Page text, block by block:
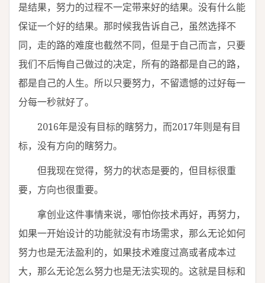
是结果，努力的过程不一定带来好的结果。没有什么能
保证一个好的结果。那时候我告诉自己，虽然选择不
同，走的路的难度也截然不同，但是于自己而言，只要
我们不后悔自己做过的决定，所有的路都是自己的路，
都是自己的人生。所以只要努力，不留遗憾的过好每一
分每一秒就好了。
2016年是没有目标的瞎努力，而2017年则是有目
标，没有方向的瞎努力。
但我现在觉得，努力的状态是要的，但目标很重
要，方向也很重要。
拿创业这件事情来说，哪怕你技术再好，再努力，
如果一开始设计的功能就没有市场需求，那么无论如何
努力也是无法盈利的，如果技术难度过高或者成本过
大，那么无论怎么努力也是无法实现的。这就是目标和